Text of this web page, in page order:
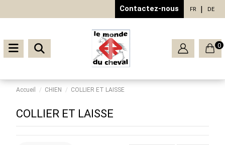
Contactez-nous FR DE
0
Accueil CHIEN COLLIER ET LAISSE
COLLIER ET LAISSE